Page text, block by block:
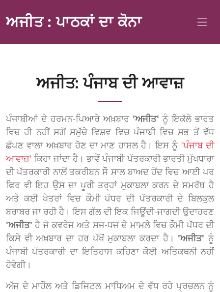
ਅਜੀਤ : ਪਾਠਕਾਂ ਦਾ ਕੋਨਾ
ਅਜੀਤ: ਪੰਜਾਬ ਦੀ ਆਵਾਜ਼
ਪੰਜਾਬੀਆਂ ਦੇ ਹਰਮਨ-ਪਿਆਰੇ ਅਖ਼ਬਾਰ 'ਅਜੀਤ' ਨੂੰ ਇਕੱਲੇ ਭਾਰਤ
ਵਿਚ ਹੀ ਨਹੀਂ ਸਗੋਂ ਸਮੁੱਚੇ ਵਿਸ਼ਵ ਵਿਚ ਪੰਜਾਬੀ ਵਿਚ ਸਭ ਤੋਂ ਵੱਧ
ਛੱਪਣ ਵਾਲਾ ਅਖ਼ਬਾਰ ਹੋਣ ਦਾ ਮਾਣ ਹਾਸਲ ਹੈ। ਇਸ ਨੂੰ 'ਪੰਜਾਬ ਦੀ
ਆਵਾਜ਼'ਕਿਹਾ ਜਾਂਦਾ ਹੈ। ਭਾਵੇਂ ਪੰਜਾਬੀ ਪੱਤਰਕਾਰੀ ਭਾਰਤੀ ਮੁੱਖਧਾਰਾ
ਦੀ ਪੱਤਰਕਾਰੀ ਨਾਲੋਂ ਤਕਰੀਬਨ ਸੌ ਸਾਲ ਬਾਅਦ ਹੋਂਦ ਵਿਚ ਆਈ ਪਰ
ਫਿਰ ਵੀ ਇਹ ਉਸ ਦਾ ਪੂਰੀ ਤਰ੍ਹਾਂ ਮੁਕਾਬਲਾ ਕਰਨ ਦੇ ਸਮਰੱਥ ਹੈ
ਅਤੇ ਕਈ ਖੇਤਰਾਂ ਵਿਚ ਕੌਮੀ ਪੱਧਰ ਦੀ ਪੱਤਰਕਾਰੀ ਦੇ ਬਿਲਕੁਲ
ਬਰਾਬਰ ਜਾ ਰਹੀ ਹੈ। ਇਸ ਗੱਲ ਦੀ ਇਕ ਜਿਊਂਦੀ-ਜਾਗਦੀ ਉਦਾਹਰਣ
'ਅਜੀਤ' ਹੈ ਜੋ ਕਵਰੇਜ ਅਤੇ ਸਜ-ਧਜ ਦੇ ਮਾਮਲੇ ਵਿਚ ਕੌਮੀ ਪੱਧਰ ਦੀ
ਕਿਸੇ ਵੀ ਅਖ਼ਬਾਰ ਦਾ ਹਰ ਪੱਖੋਂ ਮੁਕਾਬਲਾ ਕਰਦਾ ਹੈ। 'ਅਜੀਤ'ਨੂੰ
ਪੰਜਾਬੀ ਪੱਤਰਕਾਰੀ ਦਾ ਇਤਿਹਾਸ ਕਹਿਣਾ ਕੋਈ ਅਤਿਕਥਨੀ ਨਹੀਂ
ਹੋਵੇਗੀ।
ਅੱਜ ਦੇ ਮਾਹੌਲ ਅਤੇ ਡਿਜਿਟਲ ਮਾਧਿਅਮ ਦੇ ਵੱਧ ਰਹੇ ਪ੍ਰਚਲਨ ਨੂੰ